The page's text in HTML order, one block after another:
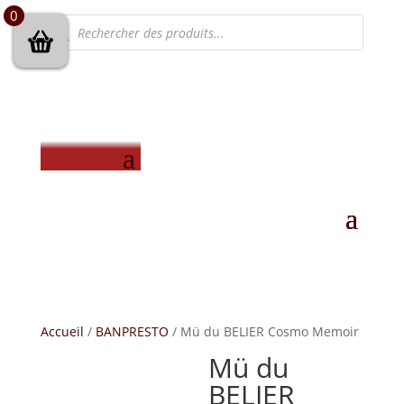
Recherche
de
produits
Accueil / BANPRESTO / Mü du BELIER Cosmo Memoir
Mü du
BELIER
0